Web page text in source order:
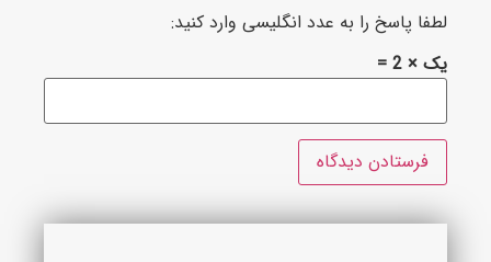
پاسخ را به عدد انگلیسی وارد کنید: